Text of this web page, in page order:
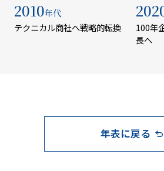
2010年代
テクニカル商社へ戦略的転換
100年
長へ
年表に戻る